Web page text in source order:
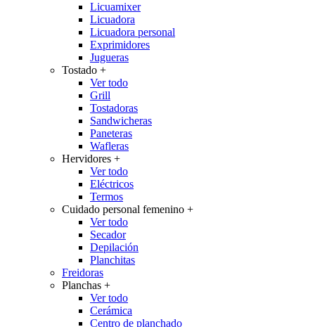
Licuamixer
Licuadora
Licuadora personal
Exprimidores
Jugueras
Tostado +
Ver todo
Grill
Tostadoras
Sandwicheras
Paneteras
Wafleras
Hervidores +
Ver todo
Eléctricos
Termos
Cuidado personal femenino +
Ver todo
Secador
Depilación
Planchitas
Freidoras
Planchas +
Ver todo
Cerámica
Centro de planchado